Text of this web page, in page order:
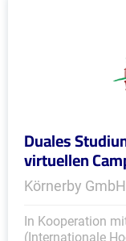
Duales
virtuellen
Körnerby GmbH
In Kooperation
(Internationale